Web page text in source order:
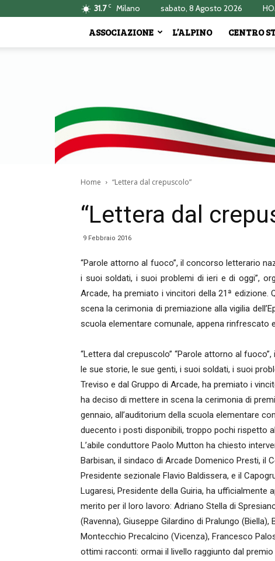
31.7 C Milano sabato, 8 Agosto 2026
ASSOCIAZIONE L’ALPINO CENTRO
Home “Lettera dal crepuscolo”
“Lettera dal
9 Febbraio 2016
“Parole attorno al fuoco”, il concorso letterario
i suoi soldati, i suoi problemi di ieri e di oggi”,
Arcade, ha premiato i vincitori della 21ª edizione.
scena la cerimonia di premiazione alla vigilia
scuola elementare comunale, appena rinfrescato
“Lettera dal crepuscolo” “Parole attorno al
le sue storie, le sue genti, i suoi soldati, i suoi
Treviso e dal Gruppo di Arcade, ha premiato i
ha deciso di mettere in scena la cerimonia di
gennaio, all’auditorium della scuola elementare
duecento i posti disponibili, troppo pochi rispetto
L’abile conduttore Paolo Mutton ha chiesto
Barbisan, il sindaco di Arcade Domenico Presti, il
Presidente sezionale Flavio Baldissera, e il
Lugaresi, Presidente della Guiria, ha
merito per il loro lavoro: Adriano Stella di
(Ravenna), Giuseppe Gilardino di Pralungo
Montecchio Precalcino (Vicenza), Francesco
ottimi racconti: ormai il livello raggiunto dal